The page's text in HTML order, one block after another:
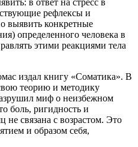
рефлексы и
выявить конкретные
определенного человека в
этими реакциями тела
издал книгу «Соматика». В
теорию и методику
миф о неизбежном
боль, ригидность и
связана с возрастом. Это
и образом себя,